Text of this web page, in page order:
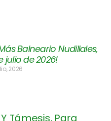
Balneario Nudillales,
julio de 2026!
2026